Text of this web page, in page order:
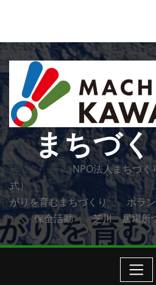
まちづ
NPO法人まちづく
式） 人と
がりを育むまちづくり ボ
保全活動 芝川 居場所